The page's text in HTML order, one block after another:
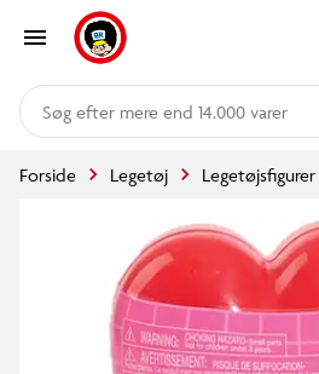
mere end 14.000 varer
Forside Legetøj Legetøjsfigurer